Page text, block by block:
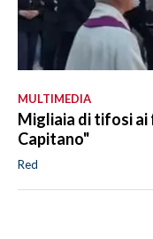
MULTIMEDIA
Migliaia di tifosi ai
Capitano"
Red